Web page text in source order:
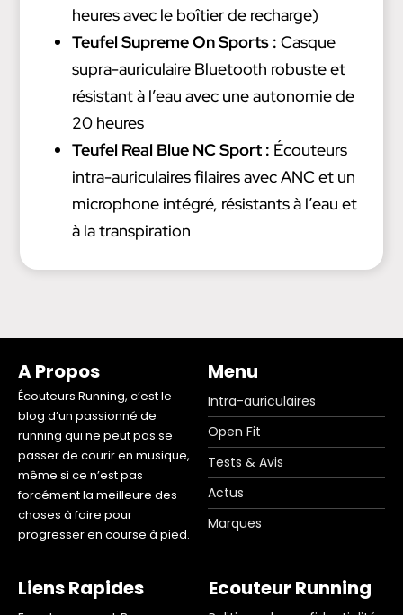
heures avec le boîtier de recharge)
Teufel Supreme On Sports : Casque
supra-auriculaire Bluetooth robuste et
résistant à l’eau avec une autonomie de
20 heures
Teufel Real Blue NC Sport : Écouteurs
intra-auriculaires filaires avec ANC et un
microphone intégré, résistants à l’eau et
à la transpiration
A Propos
Écouteurs Running, c’est le
blog d’un passionné de
running qui ne peut pas se
passer de courir en musique,
même si ce n’est pas
forcément la meilleure des
choses à faire pour
progresser en course à pied.
Menu
Intra-auriculaires
Open Fit
Tests & Avis
Actus
Marques
Liens Rapides Ecouteur Running